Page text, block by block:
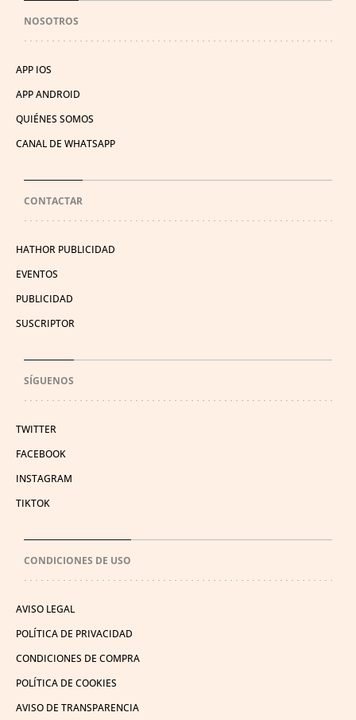
NOSOTROS
APP IOS
APP ANDROID
QUIÉNES SOMOS
CANAL DE WHATSAPP
CONTACTAR
HATHOR PUBLICIDAD
EVENTOS
PUBLICIDAD
SUSCRIPTOR
SÍGUENOS
TWITTER
FACEBOOK
INSTAGRAM
TIKTOK
CONDICIONES DE USO
AVISO LEGAL
POLÍTICA DE PRIVACIDAD
CONDICIONES DE COMPRA
POLÍTICA DE COOKIES
AVISO DE TRANSPARENCIA